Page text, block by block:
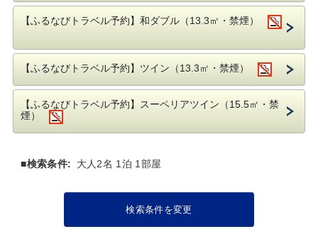
★事前電話予約要★（有料）
土日祝のみ地下駐車場が事前ご予約制でご利用できます。
必ず事前にお電話でご予約をお願いいたします。
台数に限りがございます。満車の場合はご利用頂けません。
ホテル1階の駐車場は提携駐車場ではございません。
ご利用頂く場合は通常料金がかかります。
【連泊清掃について】
当館では連泊のお客様には、環境に配慮した
「エコ清掃」を行っております。
ゴミ箱内のゴミ回収、灰皿交換）
3日目毎に通常清掃を行います。
ライズで心ゆくまでご堪能ください！
【添い寝のお子様について】
ベッド1台につき、未就学のお子様１名まで無料で添い寝可能でございます。
※但し、お子様用のアメニティのご用意はございませんので予めご了承くださ
【ホテル情報】
コンビニ徒歩1分
大阪メトロ 淀屋橋駅より徒歩6分
大阪メトロ 東梅田駅より徒歩10分
USJ（ユニバーサルシティ駅）約34分
【ふるなびトラベル予約】和ダブル（13.3㎡・禁煙）
【ふるなびトラベル予約】ツイン（13.3㎡・禁煙）
【ふるなびトラベル予約】スーペリアツイン（15.5㎡・禁
煙）
■検索条件: 大人2名 1泊 1部屋
検索条件を変更